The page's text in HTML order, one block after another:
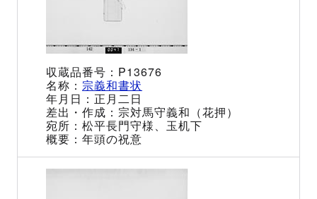
P13676
宗義和書状
正月二日
宗対馬守義和（花押）
松平長門守様、玉机下
年頭の祝意